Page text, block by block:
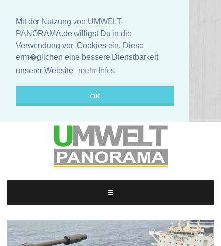
Mit der Nutzung von UMWELT-
PANORAMA.de willigst Du in die
Verwendung von Cookies ein. Diese
erm�glichen eine bessere Dienstbarkeit
unserer Website. mehr Infos
OK